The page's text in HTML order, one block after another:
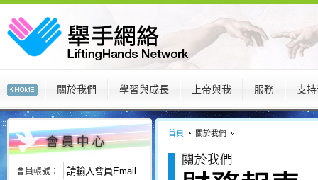
關於我們 學習與成長 上帝與我 服務 支
:::
會員帳號：
:::
首頁 關於我們